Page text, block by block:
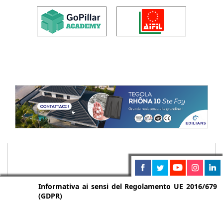
Informativa ai sensi del Regolamento UE 2016/679
(GDPR)